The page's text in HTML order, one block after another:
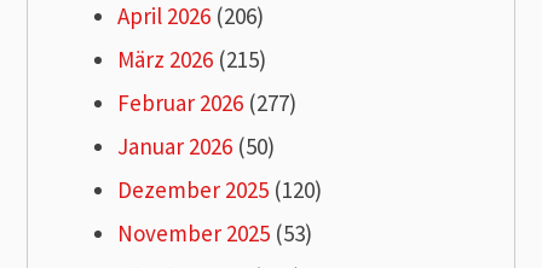
April 2026 (206)
März 2026 (215)
Februar 2026 (277)
Januar 2026 (50)
Dezember 2025 (120)
November 2025 (53)